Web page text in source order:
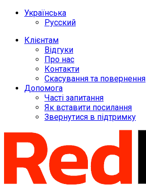
Українська
Русский
Клієнтам
Відгуки
Про нас
Контакти
Скасування та повернення
Допомога
Часті запитання
Як вставити посилання
Звернутися в підтримку